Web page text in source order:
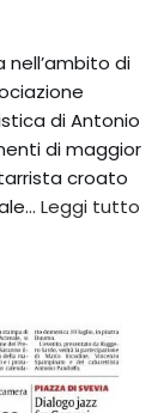
nell’ambito di
di Antonio
di maggior
croato
Leggi tutto